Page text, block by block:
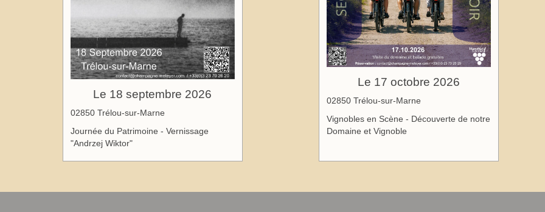
Le 18 septembre 2026
02850 Trélou-sur-Marne
Journée du Patrimoine - Vernissage
"Andrzej Wiktor"
Le 17 octobre 2026
02850 Trélou-sur-Marne
Vignobles en Scène - Découverte de notre
Domaine et Vignoble